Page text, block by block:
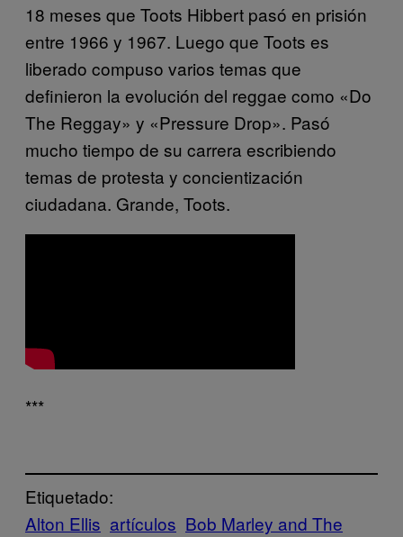
18 meses que Toots Hibbert pasó en prisión
entre 1966 y 1967. Luego que Toots es
liberado compuso varios temas que
definieron la evolución del reggae como «Do
The Reggay» y «Pressure Drop». Pasó
mucho tiempo de su carrera escribiendo
temas de protesta y concientización
ciudadana. Grande, Toots.
***
Etiquetado:
Alton Ellis artículos Bob Marley and The